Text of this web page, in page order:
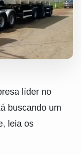
líder no
buscando um
leia os